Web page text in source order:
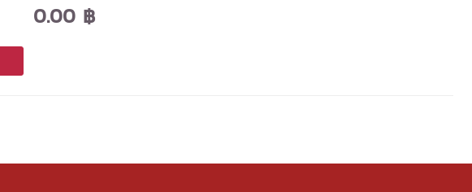
0.00 ฿